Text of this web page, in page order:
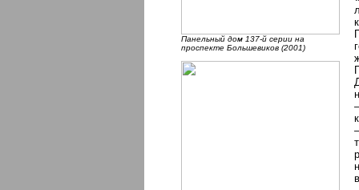
Панельный дом 137-й серии на
проспекте Большевиков (2001)